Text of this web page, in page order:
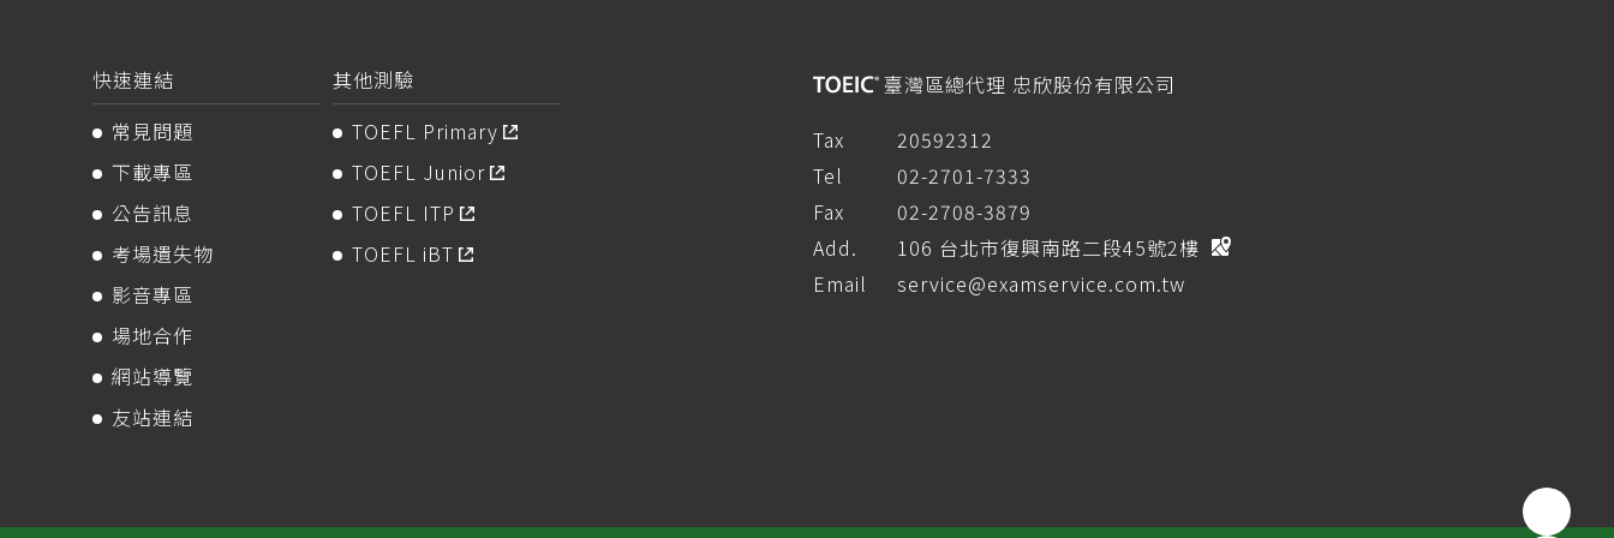
快速連結
常見問題
下載專區
公告訊息
考場遺失物
影音專區
場地合作
網站導覽
友站連結
其他測驗
TOEFL Primary
TOEFL Junior
TOEFL ITP
TOEFL iBT
臺灣區總代理 忠欣股份有限公司
Tax
20592312
Tel
02-2701-7333
Fax
02-2708-3879
Add.
106 台北市復興南路二段45號2樓
Email
service@examservice.com.tw